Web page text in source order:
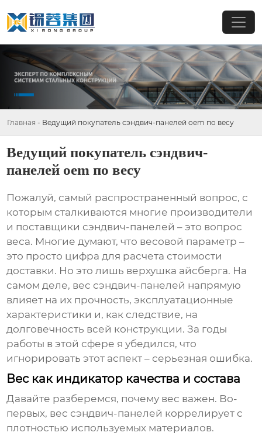
Главная - Ведущий покупатель сэндвич-панелей oem по весу
Ведущий покупатель сэндвич-
панелей oem по весу
Пожалуй, самый распространенный вопрос, с
которым сталкиваются многие производители
и поставщики сэндвич-панелей – это вопрос
веса. Многие думают, что весовой параметр –
это просто цифра для расчета стоимости
доставки. Но это лишь верхушка айсберга. На
самом деле, вес сэндвич-панелей напрямую
влияет на их прочность, эксплуатационные
характеристики и, как следствие, на
долговечность всей конструкции. За годы
работы в этой сфере я убедился, что
игнорировать этот аспект – серьезная ошибка.
Вес как индикатор качества и состава
Давайте разберемся, почему вес важен. Во-
первых, вес сэндвич-панелей коррелирует с
плотностью используемых материалов.